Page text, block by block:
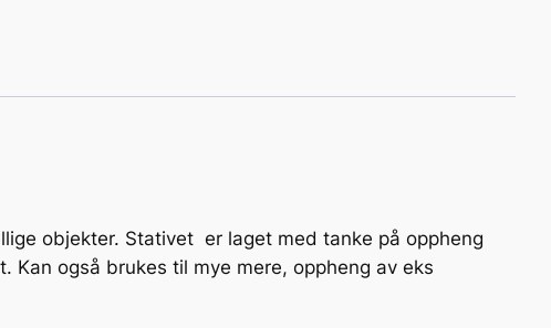
objekter. Stativet er laget med tanke på oppheng
også brukes til mye mere, oppheng av eks